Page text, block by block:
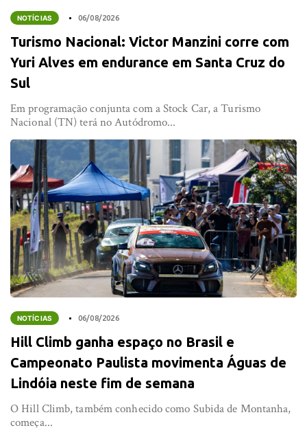
NOTÍCIAS 06/08/2026
Turismo Nacional: Victor Manzini corre com
Yuri Alves em endurance em Santa Cruz do
Sul
Em programação conjunta com a Stock Car, a Turismo
Nacional (TN) terá no Autódromo...
NOTÍCIAS 06/08/2026
Hill Climb ganha espaço no Brasil e
Campeonato Paulista movimenta Águas de
Lindóia neste fim de semana
O Hill Climb, também conhecido como Subida de Montanha,
começa...